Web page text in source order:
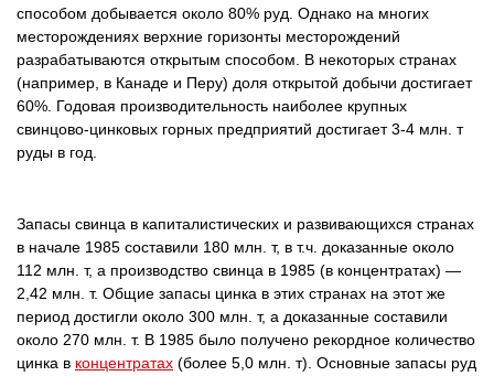
способом добывается около 80% руд. Однако на многих
месторождениях верхние горизонты месторождений
разрабатываются открытым способом. В некоторых странах
(например, в Канаде и Перу) доля открытой добычи достигает
60%. Годовая производительность наиболее крупных
свинцово-цинковых горных предприятий достигает 3-4 млн. т
руды в год.
Запасы свинца в капиталистических и развивающихся странах
в начале 1985 составили 180 млн. т, в т.ч. доказанные около
112 млн. т, а производство свинца в 1985 (в концентратах) —
2,42 млн. т. Общие запасы цинка в этих странах на этот же
период достигли около 300 млн. т, а доказанные составили
около 270 млн. т. В 1985 было получено рекордное количество
цинка в концентратах (более 5,0 млн. т). Основные запасы руд